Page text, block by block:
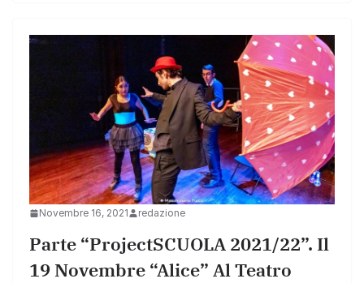
Novembre 16, 2021 redazione
Parte “ProjectSCUOLA 2021/22”. Il
19 Novembre “Alice” Al Teatro